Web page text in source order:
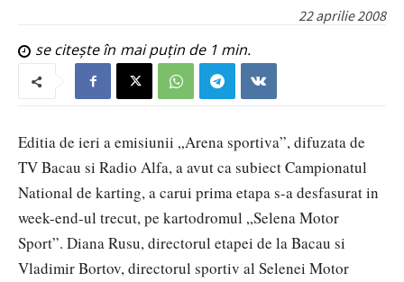
22 aprilie 2008
se citește în mai puțin de 1 min.
Editia de ieri a emisiunii „Arena sportiva”, difuzata de
TV Bacau si Radio Alfa, a avut ca subiect Campionatul
National de karting, a carui prima etapa s-a desfasurat in
week-end-ul trecut, pe kartodromul „Selena Motor
Sport”. Diana Rusu, directorul etapei de la Bacau si
Vladimir Bortov, directorul sportiv al Selenei Motor